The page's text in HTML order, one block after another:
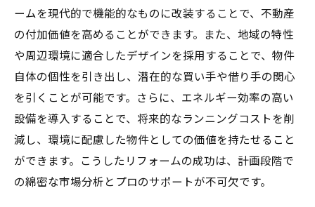
ームを現代的で機能的なものに改装することで、不動産
の付加価値を高めることができます。また、地域の特性
や周辺環境に適合したデザインを採用することで、物件
自体の個性を引き出し、潜在的な買い手や借り手の関心
を引くことが可能です。さらに、エネルギー効率の高い
設備を導入することで、将来的なランニングコストを削
減し、環境に配慮した物件としての価値を持たせること
ができます。こうしたリフォームの成功は、計画段階で
の綿密な市場分析とプロのサポートが不可欠です。